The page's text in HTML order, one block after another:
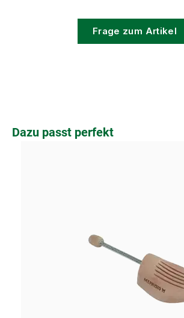
Frage zum Artikel
Produktgalerie überspringen
Dazu passt perfekt